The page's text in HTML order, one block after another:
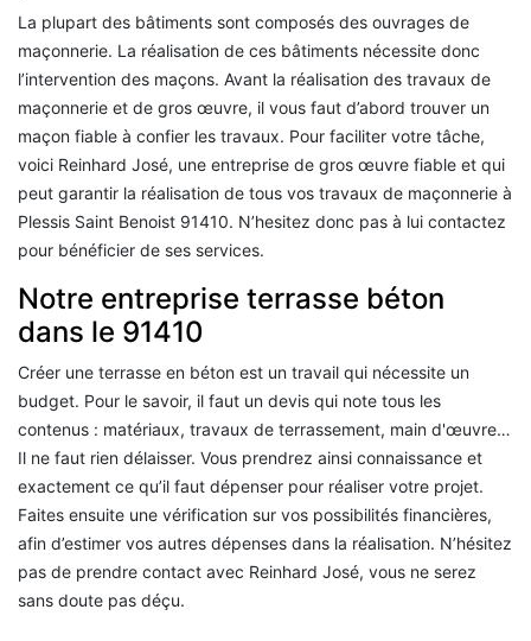
La plupart des bâtiments sont composés des ouvrages de
maçonnerie. La réalisation de ces bâtiments nécessite donc
l’intervention des maçons. Avant la réalisation des travaux de
maçonnerie et de gros œuvre, il vous faut d’abord trouver un
maçon fiable à confier les travaux. Pour faciliter votre tâche,
voici Reinhard José, une entreprise de gros œuvre fiable et qui
peut garantir la réalisation de tous vos travaux de maçonnerie à
Plessis Saint Benoist 91410. N’hesitez donc pas à lui contactez
pour bénéficier de ses services.
Notre entreprise terrasse béton
dans le 91410
Créer une terrasse en béton est un travail qui nécessite un
budget. Pour le savoir, il faut un devis qui note tous les
contenus : matériaux, travaux de terrassement, main d'œuvre…
Il ne faut rien délaisser. Vous prendrez ainsi connaissance et
exactement ce qu’il faut dépenser pour réaliser votre projet.
Faites ensuite une vérification sur vos possibilités financières,
afin d’estimer vos autres dépenses dans la réalisation. N’hésitez
pas de prendre contact avec Reinhard José, vous ne serez
sans doute pas déçu.